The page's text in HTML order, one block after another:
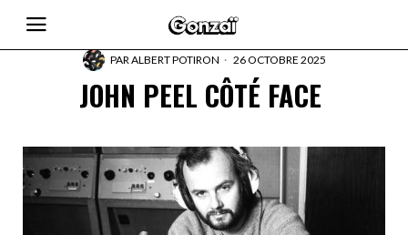
PARALBERT POTIRON 26 OCTOBRE 2025
JOHN PEEL CÔTÉ FACE